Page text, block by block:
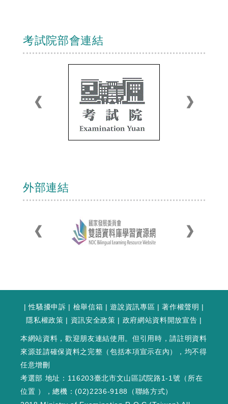
考試院部會連結
外部連結
|性騷擾申訴 | 檢舉信箱 |遊說資訊專區 |著作權聲明 |
隱私權政策 | 資訊安全政策 | 政府網站資料開放宣告 |
本網站資料，歡迎朋友連結使用。但引用時，請註明資料
來源並請確保資料之完整（包括本項宣示在內），均不得
任意增刪
考選部 地址：116203臺北市文山區試院路1-1號（ 所在
位置 ），總機：(02)2236-9188（聯絡方式）